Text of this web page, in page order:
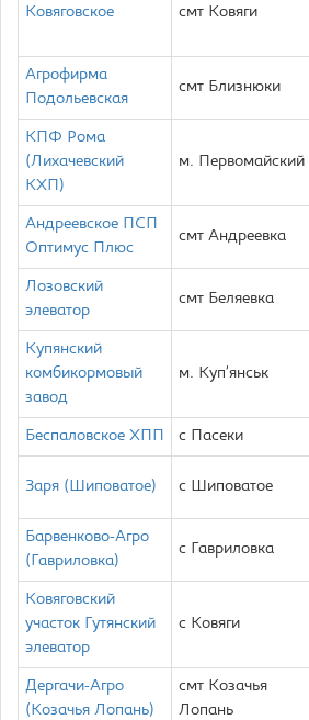
Ковяговское смт Ковяги
Агрофирма
Подольевская
смт Близнюки
КПФ Рома
(Лихачевский
КХП)
м. Первомайский
Андреевское ПСП
Оптимус Плюс
смт Андреевка
Лозовский
элеватор
смт Беляевка
Купянский
комбикормовый
завод
м. Куп’янськ
Беспаловское ХПП с Пасеки
Заря (Шиповатое) с Шиповатое
Барвенково-Агро
(Гавриловка)
с Гавриловка
Ковяговский
участок Гутянский
элеватор
с Ковяги
Дергачи-Агро
(Козачья Лопань)
смт Козачья
Лопань